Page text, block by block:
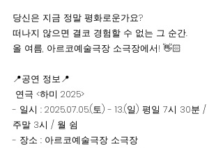
당신은 지금 정말 평화로운가요?
떠나지 않으면 결코 경험할 수 없는 그 순간.
올 여름, 아르코예술극장 소극장에서! 👋🏻
📍공연 정보📍
연극 <하미 2025>
- 일시 : 2025.07.05.(토) - 13.(일) 평일 7시 30분 /
주말 3시 / 월 쉼
- 장소 : 아르코예술극장 소극장